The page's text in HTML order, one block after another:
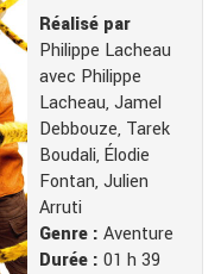
Réalisé par
Philippe Lacheau
avec Philippe
Lacheau, Jamel
Debbouze, Tarek
Boudali, Élodie
Fontan, Julien
Arruti
Genre : Aventure
Durée : 01 h 39